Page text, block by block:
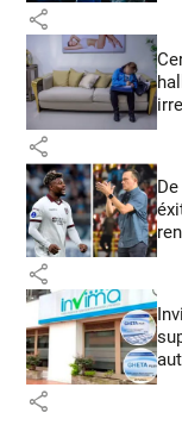
share
share
share
share